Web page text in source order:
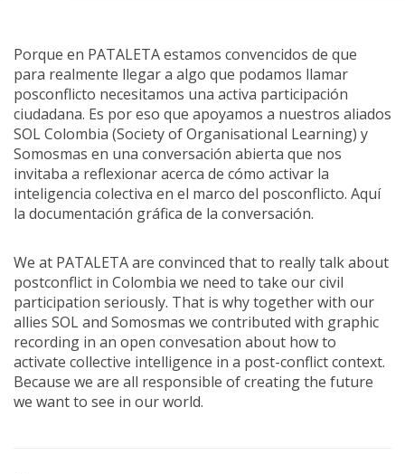
Porque en PATALETA estamos convencidos de que
para realmente llegar a algo que podamos llamar
posconflicto necesitamos una activa participación
ciudadana. Es por eso que apoyamos a nuestros aliados
SOL Colombia (Society of Organisational Learning) y
Somosmas en una conversación abierta que nos
invitaba a reflexionar acerca de cómo activar la
inteligencia colectiva en el marco del posconflicto. Aquí
la documentación gráfica de la conversación.
We at PATALETA are convinced that to really talk about
postconflict in Colombia we need to take our civil
participation seriously. That is why together with our
allies SOL and Somosmas we contributed with graphic
recording in an open convesation about how to
activate collective intelligence in a post-conflict context.
Because we are all responsible of creating the future
we want to see in our world.